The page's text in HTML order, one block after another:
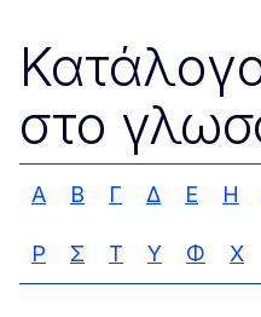
στο
Α Β Γ Δ Ε Η
Ρ Σ Τ Υ Φ Χ